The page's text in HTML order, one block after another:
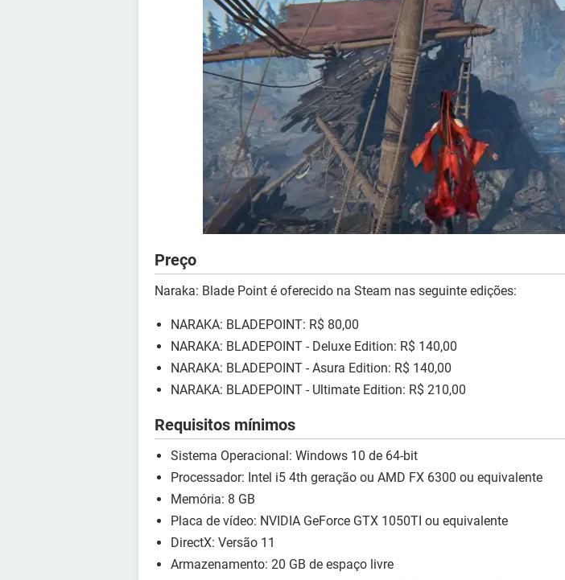
Preço
Naraka: Blade Point é oferecido na Steam nas seguinte edições:
NARAKA: BLADEPOINT: R$ 80,00
NARAKA: BLADEPOINT - Deluxe Edition: R$ 140,00
NARAKA: BLADEPOINT - Asura Edition: R$ 140,00
NARAKA: BLADEPOINT - Ultimate Edition: R$ 210,00
Requisitos mínimos
Sistema Operacional: Windows 10 de 64-bit
Processador: Intel i5 4th geração ou AMD FX 6300 ou equivalente
Memória: 8 GB
Placa de vídeo: NVIDIA GeForce GTX 1050TI ou equivalente
DirectX: Versão 11
Armazenamento: 20 GB de espaço livre